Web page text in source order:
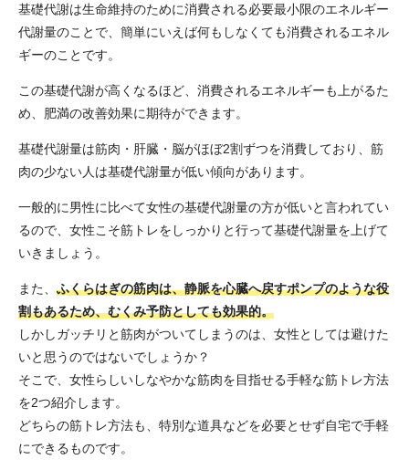
基礎代謝は生命維持のために消費される必要最小限のエネルギー
代謝量のことで、簡単にいえば何もしなくても消費されるエネル
ギーのことです。
この基礎代謝が高くなるほど、消費されるエネルギーも上がるた
め、肥満の改善効果に期待ができます。
基礎代謝量は筋肉・肝臓・脳がほぼ2割ずつを消費しており、筋
肉の少ない人は基礎代謝量が低い傾向があります。
一般的に男性に比べて女性の基礎代謝量の方が低いと言われてい
るので、女性こそ筋トレをしっかりと行って基礎代謝量を上げて
いきましょう。
また、 ふくらはぎの筋肉は、静脈を心臓へ戻すポンプのような役
割もあるため、むくみ予防としても効果的。
しかしガッチリと筋肉がついてしまうのは、女性としては避けた
いと思うのではないでしょうか？
そこで、女性らしいしなやかな筋肉を目指せる手軽な筋トレ方法
を2つ紹介します。
どちらの筋トレ方法も、特別な道具などを必要とせず自宅で手軽
にできるものです。